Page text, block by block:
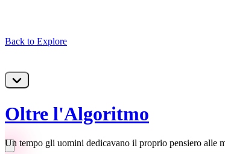
Back to Explore
Oltre l'Algoritmo
Un tempo gli uomini dedicavano il proprio pensiero alle